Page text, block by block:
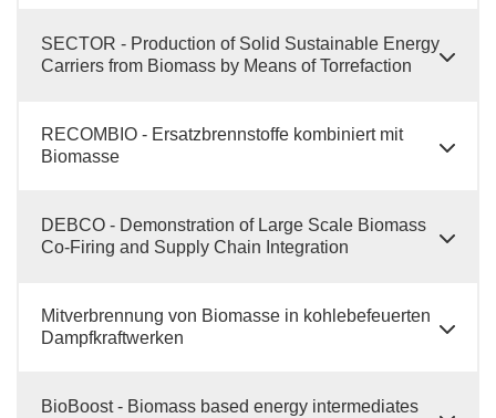
SECTOR - Production of Solid Sustainable Energy
Carriers from Biomass by Means of Torrefaction
RECOMBIO - Ersatzbrennstoffe kombiniert mit
Biomasse
DEBCO - Demonstration of Large Scale Biomass
Co-Firing and Supply Chain Integration
Mitverbrennung von Biomasse in kohlebefeuerten
Dampfkraftwerken
BioBoost - Biomass based energy intermediates